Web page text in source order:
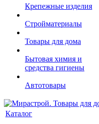
Крепежные изделия
Стройматериалы
Товары для дома
Бытовая химия и
средства гигиены
Автотовары
Каталог